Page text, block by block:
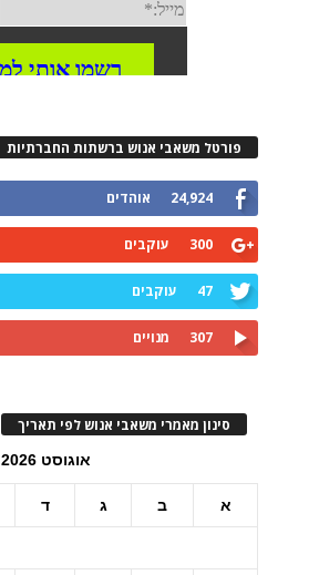
פורטל משאבי אנוש ברשתות החברתיות
24,924 אוהדים
300 עוקבים
47 עוקבים
307 מנויים
סינון מאמרי משאבי אנוש לפי תאריך
אוגוסט 2026
א ב ג ד